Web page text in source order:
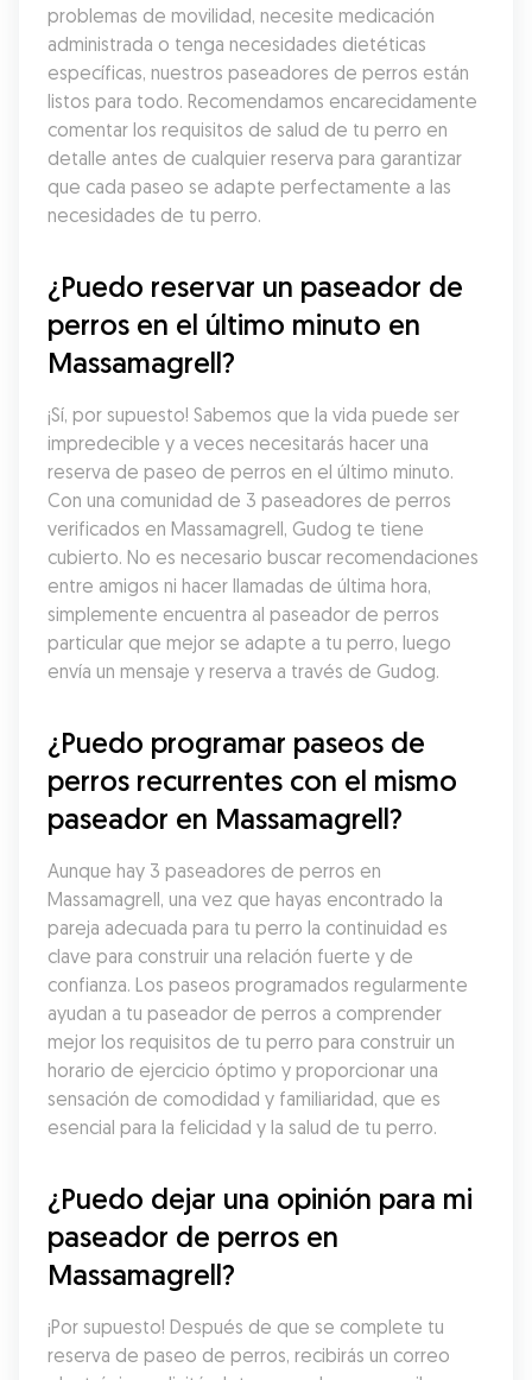
problemas de movilidad, necesite medicación
administrada o tenga necesidades dietéticas
específicas, nuestros paseadores de perros están
listos para todo. Recomendamos encarecidamente
comentar los requisitos de salud de tu perro en
detalle antes de cualquier reserva para garantizar
que cada paseo se adapte perfectamente a las
necesidades de tu perro.
¿Puedo reservar un paseador de
perros en el último minuto en
Massamagrell?
¡Sí, por supuesto! Sabemos que la vida puede ser
impredecible y a veces necesitarás hacer una
reserva de paseo de perros en el último minuto.
Con una comunidad de 3 paseadores de perros
verificados en Massamagrell, Gudog te tiene
cubierto. No es necesario buscar recomendaciones
entre amigos ni hacer llamadas de última hora,
simplemente encuentra al paseador de perros
particular que mejor se adapte a tu perro, luego
envía un mensaje y reserva a través de Gudog.
¿Puedo programar paseos de
perros recurrentes con el mismo
paseador en Massamagrell?
Aunque hay 3 paseadores de perros en
Massamagrell, una vez que hayas encontrado la
pareja adecuada para tu perro la continuidad es
clave para construir una relación fuerte y de
confianza. Los paseos programados regularmente
ayudan a tu paseador de perros a comprender
mejor los requisitos de tu perro para construir un
horario de ejercicio óptimo y proporcionar una
sensación de comodidad y familiaridad, que es
esencial para la felicidad y la salud de tu perro.
¿Puedo dejar una opinión para mi
paseador de perros en
Massamagrell?
¡Por supuesto! Después de que se complete tu
reserva de paseo de perros, recibirás un correo